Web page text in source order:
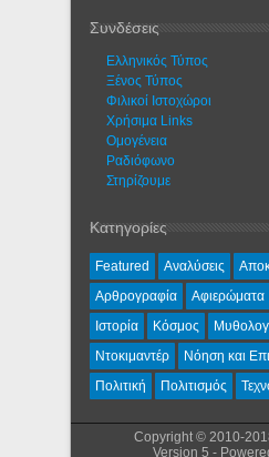
Συνδέσεις
Ελληνικός Τύπος
Ξένος Τύπος
Φιλικοί Ιστοχώροι
Χρήσιμα Links
Ομογένεια
Ραδιόφωνο
Στηρίζουμε
Κατηγορίες
Featured Αναλύσεις
Αρθρογραφία
Αφιερώματα
Ιστορία
Κόσμος
Ντοκιμαντέρ
Νόηση και
Πολιτική
Πολιτισμός
Copyright © 2010-
Version 5 -